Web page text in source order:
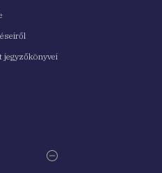
jegyzőkönyvei